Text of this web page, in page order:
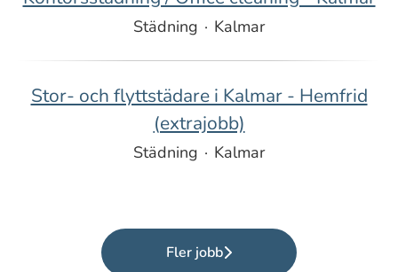
Städning · Kalmar
Stor- och flyttstädare i Kalmar - Hemfrid
(extrajobb)
Städning · Kalmar
Fler jobb